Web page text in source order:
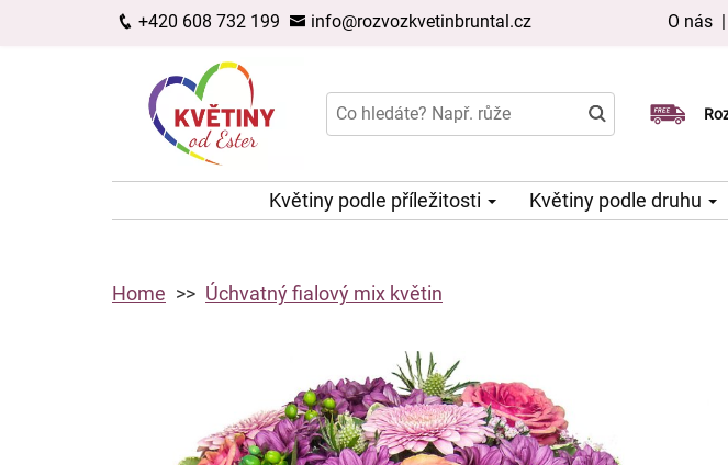
+420 608 732 199 info@rozvozkvetinbruntal.cz O nás |
Květiny podle příležitosti Květiny podle druhu
Home Úchvatný fialový mix květin